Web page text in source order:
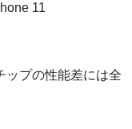
11
ップの性能差には全